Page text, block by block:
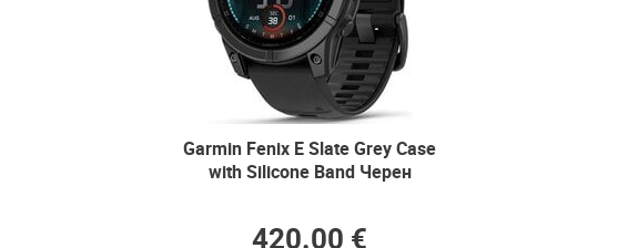
Garmin Fenix E Slate Grey Case
with Silicone Band Черен
420.00 €